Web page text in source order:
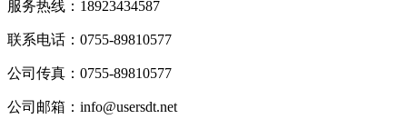
服务热线： 18923434587
联系电话： 0755-89810577
公司传真： 0755-89810577
公司邮箱： info@usersdt.net